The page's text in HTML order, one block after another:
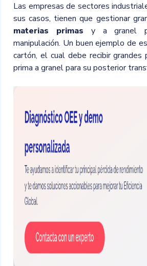
Las empresas de sectores
sus casos, tienen que gestionar
materias primas y a granel
manipulación. Un buen ejemplo de
cartón, el cual debe recibir grandes
prima a granel para su posterior